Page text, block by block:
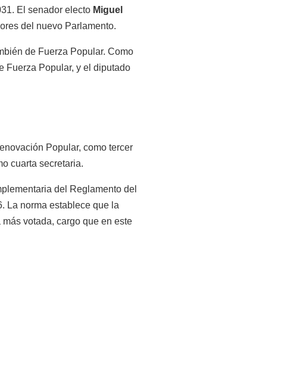
El senador electo Miguel
del nuevo Parlamento.
de Fuerza Popular. Como
Fuerza Popular, y el diputado
Popular, como tercer
cuarta secretaria.
del Reglamento del
La norma establece que la
votada, cargo que en este